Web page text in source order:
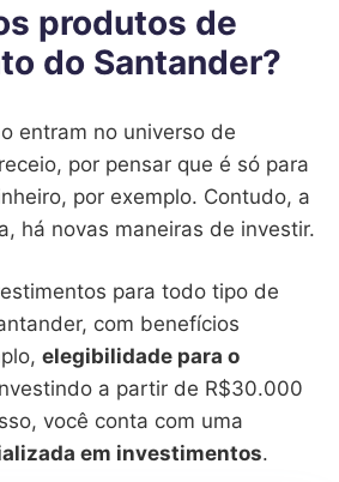
produtos de
do Santander?
entram no universo de
por pensar que é só para
por exemplo. Contudo, a
há novas maneiras de investir.
para todo tipo de
com benefícios
elegibilidade para o
a partir de R$30.000
você conta com uma
em investimentos.